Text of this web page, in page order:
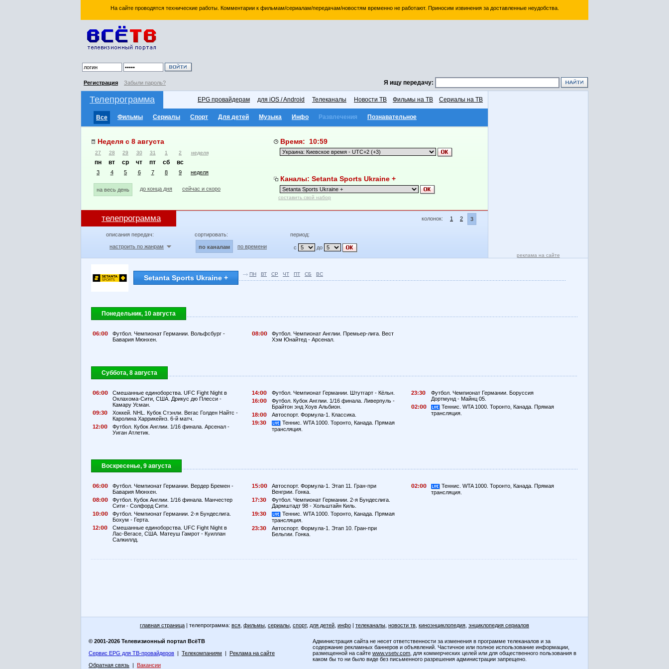
На сайте проводятся технические работы. Комментарии к фильмам/сериалам/передачам/новостям временно не работают. Приносим извинения за доставленные неудобства.
Регистрация Забыли пароль? Я ищу передачу:
Телепрограмма EPG провайдерам для iOS / Android Телеканалы Новости ТВ Фильмы на ТВ Сериалы на ТВ
Все Фильмы Сериалы Спорт Для детей Музыка Инфо Развлечения Познавательное
Неделя с 8 августа
27 28 29 30 31 1 2 неделя
пн вт ср чт пт сб вс
3 4 5 6 7 8 9 неделя
на весь день до конца дня сейчас и скоро
Время: 10:59
Каналы: Setanta Sports Ukraine +
составить свой набор
телепрограмма колонок: 1 2 3
описания передач:
настроить по жанрам
сортировать:
по каналам по времени
период:
с до
реклама на сайте
Setanta Sports Ukraine + ПН ВТ СР ЧТ ПТ СБ ВС
Понедельник, 10 августа
6:
Футбол. Чемпионат Германии. Вольфсбург -
Бавария Мюнхен.
8:
Футбол. Чемпионат Англии. Премьер-лига. Вест
Хэм Юнайтед - Арсенал.
Суббота, 8 августа
6:
Смешанные единоборства. UFC Fight Night в
Оклахома-Сити, США. Дрикус дю Плесси -
Камару Усман.
9:3
Хоккей. NHL. Кубок Стэнли. Вегас Голден Найтс -
Каролина Харрикейнз. 6-й матч.
12:
Футбол. Кубок Англии. 1/16 финала. Арсенал -
Уиган Атлетик.
14:
Футбол. Чемпионат Германии. Штутгарт - Кёльн.
16:
Футбол. Кубок Англии. 1/16 финала. Ливерпуль -
Брайтон энд Хоув Альбион.
18:
Автоспорт. Формула-1. Классика.
19:3
Теннис. WTA 1000. Торонто, Канада. Прямая
трансляция.
23:3
Футбол. Чемпионат Германии. Боруссия
Дортмунд - Майнц 05.
2:
Теннис. WTA 1000. Торонто, Канада. Прямая
трансляция.
Воскресенье, 9 августа
6:
Футбол. Чемпионат Германии. Вердер Бремен -
Бавария Мюнхен.
8:
Футбол. Кубок Англии. 1/16 финала. Манчестер
Сити - Солфорд Сити.
1
:
Футбол. Чемпионат Германии. 2-я Бундеслига.
Бохум - Герта.
12:
Смешанные единоборства. UFC Fight Night в
Лас-Вегасе, США. Матеуш Гамрот - Куиллан
Салкиллд.
1 :
Автоспорт. Формула-1. Этап 11. Гран-при
Венгрии. Гонка.
17:3
Футбол. Чемпионат Германии. 2-я Бундеслига.
Дармштадт 98 - Хольштайн Киль.
19:3
Теннис. WTA 1000. Торонто, Канада. Прямая
трансляция.
23:3
Автоспорт. Формула-1. Этап 10. Гран-при
Бельгии. Гонка.
2:
Теннис. WTA 1000. Торонто, Канада. Прямая
трансляция.
главная страница | телепрограмма: вся фильмы сериалы спорт, для детей инфо | телеканалы новости тв киноэнциклопедия энциклопедия сериалов
© 2001-2026 Телевизионный портал ВсёТВ
Сервис EPG для ТВ-провайдеров | Телекомпаниям | Реклама на сайте
Обратная связь | Вакансии
Администрация сайта не несет ответственности за изменения в программе телеканалов и за
содержание рекламных баннеров и объявлений. Частичное или полное использование информации,
размещенной на сайте www.vsetv.com , для коммерческих целей или для общественного пользования в
каком бы то ни было виде без письменного разрешения администрации запрещено.